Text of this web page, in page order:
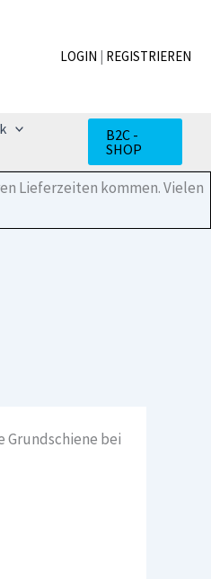
LOGIN | REGISTRIEREN
B2C -
SHOP
Lieferzeiten kommen. Vielen
Grundschiene bei